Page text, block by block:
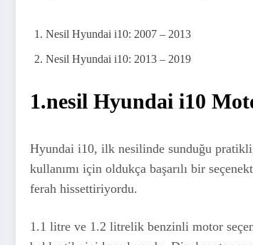
Nesil Hyundai i10: 2007 – 2013
Nesil Hyundai i10: 2013 – 2019
1.nesil Hyundai i10
Hyundai i10, ilk nesilinde sunduğu
kullanımı için oldukça başarılı bir
ferah hissettiriyordu.
1.1 litre ve 1.2 litrelik benzinli motor